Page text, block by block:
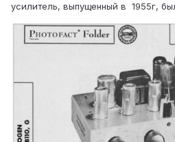
усилитель, выпущенный в 1955г,